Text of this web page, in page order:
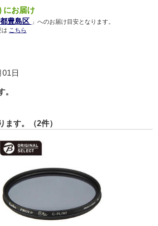
にお届け
豊島区 」へのお届け目安となります。
は こちら
日
。
ます。（2件）